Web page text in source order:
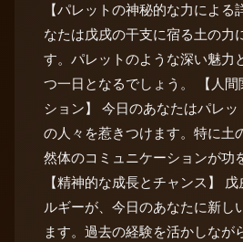
【パレットの神秘的な力によ
なたは戊戌の干支に宿る土の力
す。パレットのような深い魅力
つ一日となるでしょう。 【人
ション】 今日のあなたはパレ
の人々を惹きつけます。特に土
然体のコミュニケーションが功
【精神的な成長とチャンス】
ルギーが、今日のあなたに新し
ます。過去の経験を活かしなが